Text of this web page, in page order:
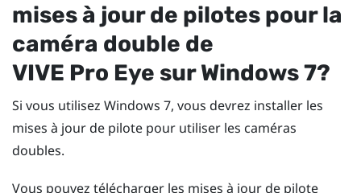
mises à jour de pilotes pour la
caméra double de
VIVE Pro Eye surWindows7?
Si vous utilisez Windows 7, vous devrez installer les
mises à jour de pilote pour utiliser les caméras
doubles.
Vous pouvez télécharger les mises à jour de pilote